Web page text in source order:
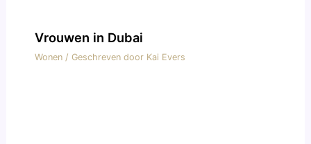
Vrouwen in Dubai
Wonen/ Geschreven door Kai Evers